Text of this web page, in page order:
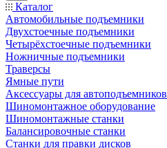
Каталог
Автомобильные подъемники
Двухстоечные подъемники
Четырёхстоечные подъемники
Ножничные подъемники
Траверсы
Ямные пути
Аксессуары для автоподъемников
Шиномонтажное оборудование
Шиномонтажные станки
Балансировочные станки
Станки для правки дисков